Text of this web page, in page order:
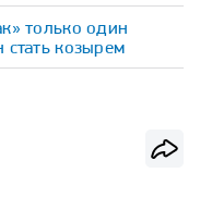
только один
козырем